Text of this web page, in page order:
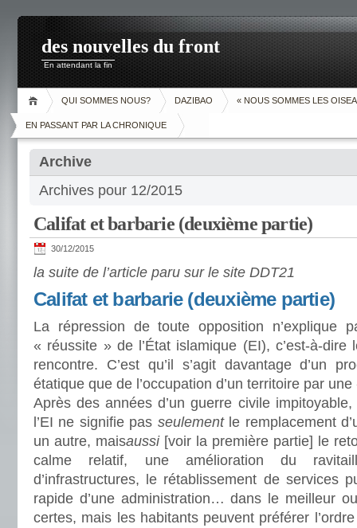
des nouvelles du front
En attendant la fin
QUI SOMMES NOUS? DAZIBAO « NOUS SOMMES LES
EN PASSANT PAR LA CHRONIQUE
Archive
Archives pour 12/2015
Califat et barbarie (deuxième partie)
30/12/2015
la suite de l’article paru sur le site DDT21
Califat et barbarie (deuxième partie)
La répression de toute opposition n’explique
« réussite » de l’État islamique (EI), c’est-à-dire
rencontre. C’est qu’il s’agit davantage d’un
étatique que de l’occupation d’un territoire par
Après des années d’un guerre civile
l’EI ne signifie pas seulementle remplacement
un autre, maisaussi[voir la première partie] le
calme relatif, une amélioration du
d’infrastructures, le rétablissement de services
rapide d’une administration… dans le meilleur
certes, mais les habitants peuvent préférer